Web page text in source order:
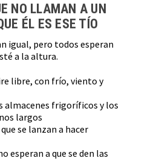
NO LLAMAN A UN
ÉL ES ESE TÍO
igual, pero todos esperan
a la altura.
libre, con frío, viento y
almacenes frigoríficos y los
largos
se lanzan a hacer
esperan a que se den las